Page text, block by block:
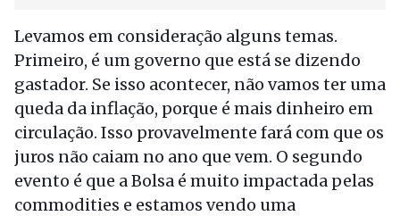
Levamos em consideração alguns temas.
Primeiro, é um governo que está se dizendo
gastador. Se isso acontecer, não vamos ter uma
queda da inflação, porque é mais dinheiro em
circulação. Isso provavelmente fará com que os
juros não caiam no ano que vem. O segundo
evento é que a Bolsa é muito impactada pelas
commodities e estamos vendo uma